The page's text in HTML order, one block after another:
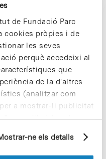
de Fundació Parc
cookies pròpies i de
les seves
perquè accedeixi al
que
de la d'altres
(analitzar com
a mostrar-li publicitat
perfil elaborat a
més informació sobre
de cookiesdel
ne els detalls
en temps
sostenibilitat